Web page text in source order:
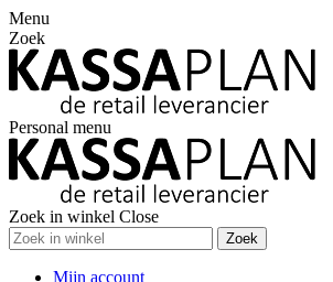
Menu
Zoek
Personal menu
Zoek in winkel Close
Zoek
Mijn account